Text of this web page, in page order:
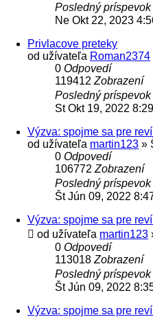
Posledný príspevok
Ne Okt 22, 2023
Privlacove preteky
od užívateľa Roman2374
0 Odpovedí
119412 Zobrazení
Posledný príspevok
St Okt 19, 2022
Výzva: spojme sa pre
od užívateľa martin123 »
0 Odpovedí
106772 Zobrazení
Posledný príspevok
Št Jún 09, 2022
Výzva: spojme sa pre
od užívateľa martin123
0 Odpovedí
113018 Zobrazení
Posledný príspevok
Št Jún 09, 2022
Výzva: spojme sa pre